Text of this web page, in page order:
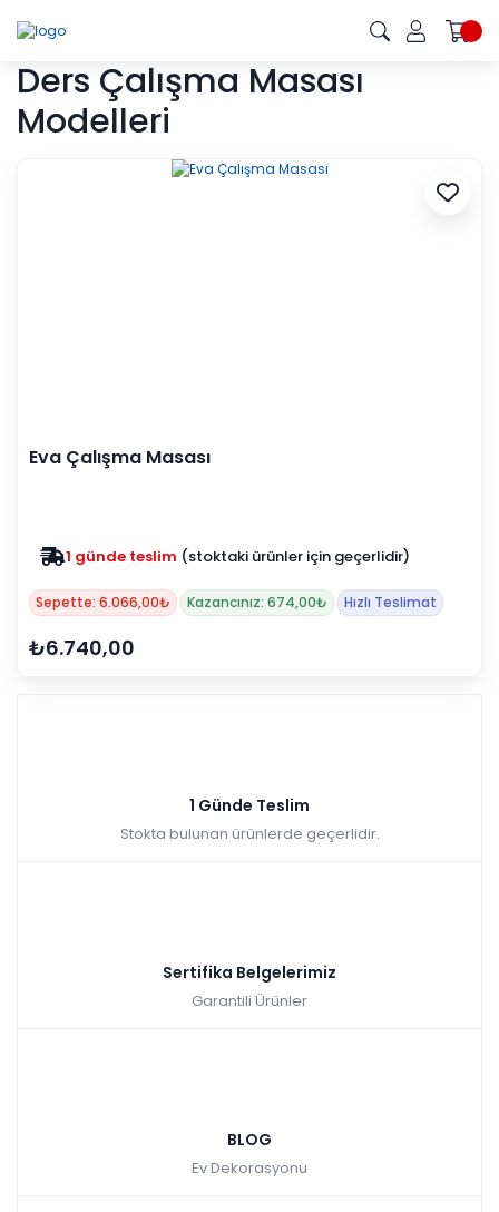
Ders Çalışma Masası
Modelleri
Eva Çalışma Masası
1 günde teslim (stoktaki ürünler için geçerlidir)
Sepette: 6.066,00₺ Kazancınız: 674,00₺ Hızlı Teslimat
₺6.740,00
1 Günde Teslim
Stokta bulunan ürünlerde geçerlidir.
Sertifika Belgelerimiz
Garantili Ürünler
BLOG
Ev Dekorasyonu